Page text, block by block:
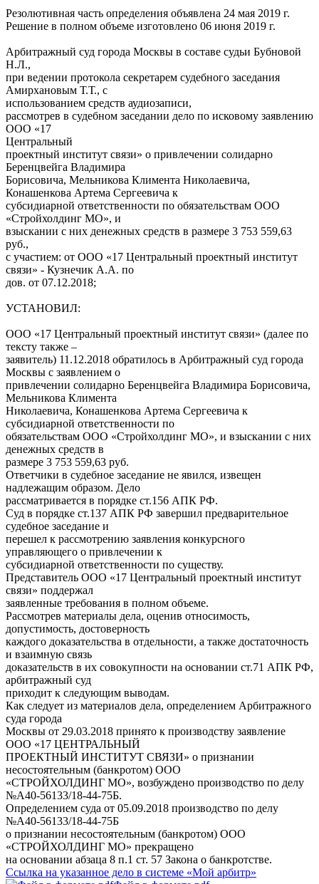
Резолютивная часть определения объявлена 24 мая 2019 г.
Решение в полном объеме изготовлено 06 июня 2019 г.
Арбитражный суд города Москвы в составе судьи Бубновой
Н.Л.,
при ведении протокола секретарем судебного заседания
Амирхановым Т.Т., с
использованием средств аудиозаписи,
рассмотрев в судебном заседании дело по исковому заявлению
ООО «17
Центральный
проектный институт связи» о привлечении солидарно
Беренцвейга Владимира
Борисовича, Мельникова Климента Николаевича,
Конашенкова Артема Сергеевича к
субсидиарной ответственности по обязательствам ООО
«Стройхолдинг МО», и
взыскании с них денежных средств в размере 3 753 559,63
руб.,
с участием: от ООО «17 Центральный проектный институт
связи» - Кузнечик А.А. по
дов. от 07.12.2018;
УСТАНОВИЛ:
ООО «17 Центральный проектный институт связи» (далее по
тексту также –
заявитель) 11.12.2018 обратилось в Арбитражный суд города
Москвы с заявлением о
привлечении солидарно Беренцвейга Владимира Борисовича,
Мельникова Климента
Николаевича, Конашенкова Артема Сергеевича к
субсидиарной ответственности по
обязательствам ООО «Стройхолдинг МО», и взыскании с них
денежных средств в
размере 3 753 559,63 руб.
Ответчики в судебное заседание не явился, извещен
надлежащим образом. Дело
рассматривается в порядке ст.156 АПК РФ.
Суд в порядке ст.137 АПК РФ завершил предварительное
судебное заседание и
перешел к рассмотрению заявления конкурсного
управляющего о привлечении к
субсидиарной ответственности по существу.
Представитель ООО «17 Центральный проектный институт
связи» поддержал
заявленные требования в полном объеме.
Рассмотрев материалы дела, оценив относимость,
допустимость, достоверность
каждого доказательства в отдельности, а также достаточность
и взаимную связь
доказательств в их совокупности на основании ст.71 АПК РФ,
арбитражный суд
приходит к следующим выводам.
Как следует из материалов дела, определением Арбитражного
суда города
Москвы от 29.03.2018 принято к производству заявление
ООО «17 ЦЕНТРАЛЬНЫЙ
ПРОЕКТНЫЙ ИНСТИТУТ СВЯЗИ» о признании
несостоятельным (банкротом) ООО
«СТРОЙХОЛДИНГ МО», возбуждено производство по делу
№А40-56133/18-44-75Б.
Определением суда от 05.09.2018 производство по делу
№А40-56133/18-44-75Б
о признании несостоятельным (банкротом) ООО
«СТРОЙХОЛДИНГ МО» прекращено
на основании абзаца 8 п.1 ст. 57 Закона о банкротстве.
Ссылка на указанное дело в системе «Мой арбитр»